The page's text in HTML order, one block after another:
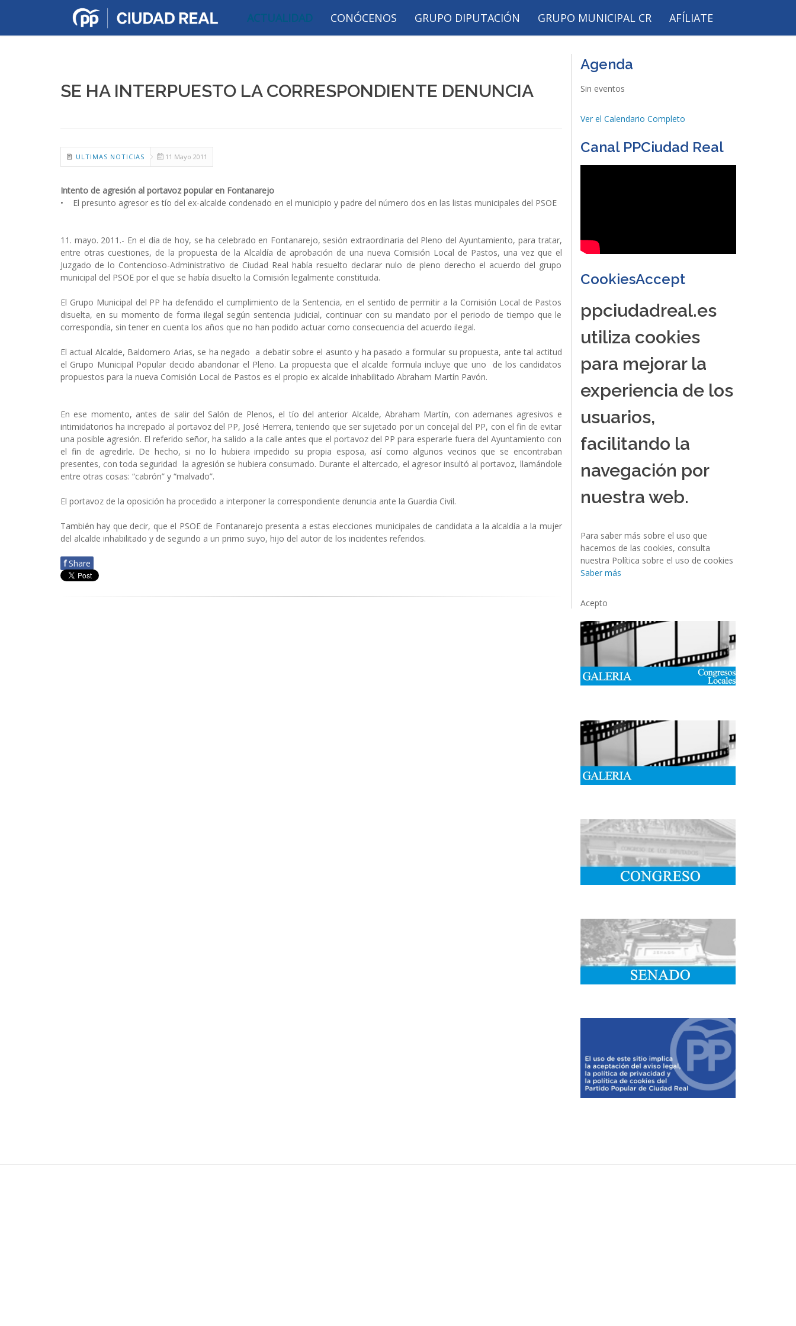
ACTUALIDAD CONÓCENOS GRUPO DIPUTACIÓN GRUPO MUNICIPAL CR AFÍLIATE
SE HA INTERPUESTO LA CORRESPONDIENTE DENUNCIA
ULTIMAS NOTICIAS 11 Mayo 2011
Intento de agresión al portavoz popular en Fontanarejo
• El presunto agresor es tío del ex-alcalde condenado en el municipio y padre del número dos en las listas municipales del PSOE
11. mayo. 2011.- En el día de hoy, se ha celebrado en Fontanarejo, sesión extraordinaria del Pleno del Ayuntamiento, para tratar,
entre otras cuestiones, de la propuesta de la Alcaldía de aprobación de una nueva Comisión Local de Pastos, una vez que el
Juzgado de lo Contencioso-Administrativo de Ciudad Real había resuelto declarar nulo de pleno derecho el acuerdo del grupo
municipal del PSOE por el que se había disuelto la Comisión legalmente constituida.
El Grupo Municipal del PP ha defendido el cumplimiento de la Sentencia, en el sentido de permitir a la Comisión Local de Pastos
disuelta, en su momento de forma ilegal según sentencia judicial, continuar con su mandato por el periodo de tiempo que le
correspondía, sin tener en cuenta los años que no han podido actuar como consecuencia del acuerdo ilegal.
El actual Alcalde, Baldomero Arias, se ha negado a debatir sobre el asunto y ha pasado a formular su propuesta, ante tal actitud
el Grupo Municipal Popular decido abandonar el Pleno. La propuesta que el alcalde formula incluye que uno de los candidatos
propuestos para la nueva Comisión Local de Pastos es el propio ex alcalde inhabilitado Abraham Martín Pavón.
En ese momento, antes de salir del Salón de Plenos, el tío del anterior Alcalde, Abraham Martín, con ademanes agresivos e
intimidatorios ha increpado al portavoz del PP, José Herrera, teniendo que ser sujetado por un concejal del PP, con el fin de evitar
una posible agresión. El referido señor, ha salido a la calle antes que el portavoz del PP para esperarle fuera del Ayuntamiento con
el fin de agredirle. De hecho, si no lo hubiera impedido su propia esposa, así como algunos vecinos que se encontraban
presentes, con toda seguridad la agresión se hubiera consumado. Durante el altercado, el agresor insultó al portavoz, llamándole
entre otras cosas: “cabrón” y “malvado”.
El portavoz de la oposición ha procedido a interponer la correspondiente denuncia ante la Guardia Civil.
También hay que decir, que el PSOE de Fontanarejo presenta a estas elecciones municipales de candidata a la alcaldía a la mujer
del alcalde inhabilitado y de segundo a un primo suyo, hijo del autor de los incidentes referidos.
f Share
Agenda
Sin eventos
Ver el Calendario Completo
Canal PPCiudad Real
CookiesAccept
ppciudadreal.es
utiliza cookies
para mejorar la
experiencia de los
usuarios,
facilitando la
navegación por
nuestra web.
Para saber más sobre el uso que
hacemos de las cookies, consulta
nuestra Política sobre el uso de cookies
Saber más
Acepto